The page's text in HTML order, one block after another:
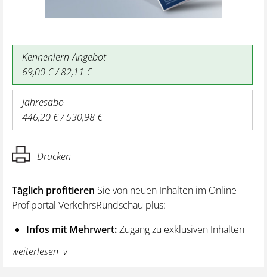
Kennenlern-Angebot
69,00 € / 82,11 €
Jahresabo
446,20 € / 530,98 €
Drucken
Täglich profitieren Sie von neuen Inhalten im Online-
Profiportal VerkehrsRundschau plus:
Infos mit Mehrwert:Zugang zu exklusiven Inhalten
und Hintergrundwissen – von aktuellen Regelungen
wie z. B. bei den Lenk- und Ruhezeiten,
weiterlesen